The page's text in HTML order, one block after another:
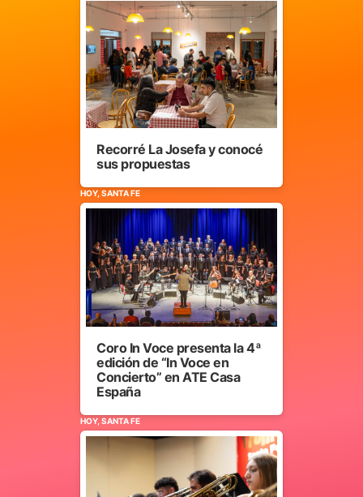
Recorré La Josefa y conocé
sus propuestas
HOY, SANTA FE
Coro In Voce presenta la 4ª
edición de “In Voce en
Concierto” en ATE Casa
España
HOY, SANTA FE